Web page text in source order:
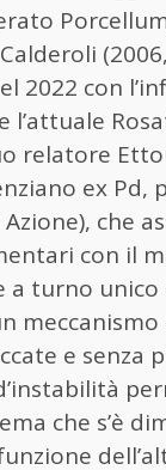
2022 con
l’attuale
relatore
ex Pd,
che
con il
a turno unico
e senza
che s’è